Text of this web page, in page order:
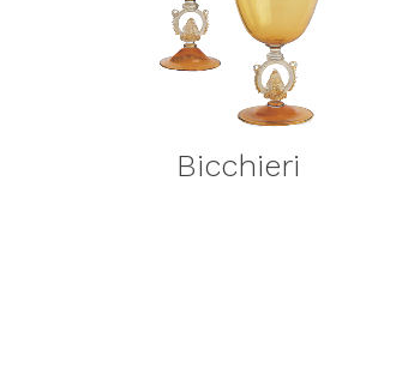
Bicchieri